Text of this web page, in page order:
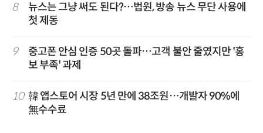
8
뉴스는 그냥 써도 된다?…법원, 방송 뉴스 무단 사용에
첫 제동
9
중고폰 안심 인증 50곳 돌파…고객 불안 줄였지만 '홍
보 부족' 과제
10 韓 앱스토어 시장 5년 만에 38조원…개발자 90%에
無수수료